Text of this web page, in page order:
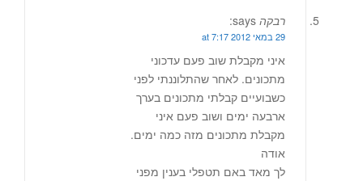
רבקה says:
29 במאי 2012 at 7:17
איני מקבלת שוב פעם עדכוני
מתכונים. לאחר שהתלוננתי לפני
כשבועיים קבלתי מתכונים בערך
ארבעה ימים ושוב פעם איני
מקבלת מתכונים מזה כמה ימים.
אודה
לך מאד באם תטפלי בענין מפני